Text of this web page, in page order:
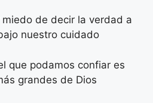
de decir la verdad a
nuestro cuidado
que podamos confiar es
grandes de Dios